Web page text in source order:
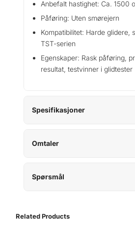
Anbefalt hastighet: Ca. 1500
Påføring: Uten smørejern
Kompatibilitet: Harde glidere,
TST-serien
Egenskaper: Rask påføring,
resultat, testvinner i glidtester
Spesifikasjoner
Omtaler
Spørsmål
Related Products